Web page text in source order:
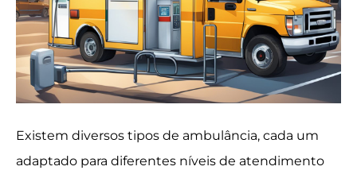
Existem diversos tipos de ambulância, cada um
adaptado para diferentes níveis de atendimento